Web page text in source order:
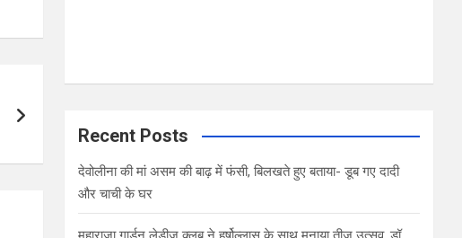
Recent Posts
देवोलीना की मां असम की बाढ़ में फंसी, बिलखते हुए बताया- डूब गए दादी
और चाची के घर